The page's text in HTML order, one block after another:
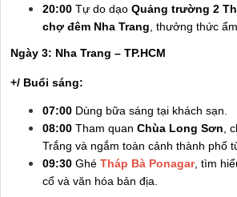
20:00 Tự do dạo Quảng trường 2
chợ đêm Nha Trang , thưởng thức
Ngày 3: Nha Trang – TP.HCM
+/ Buổi sáng:
07:00 Dùng bữa sáng tại khách sạn.
08:00 Tham quan Chùa Long Sơn,
Trắng và ngắm toàn cảnh thành phố
09:30 Ghé Tháp Bà Ponagar, tìm
cổ và văn hóa bản địa.